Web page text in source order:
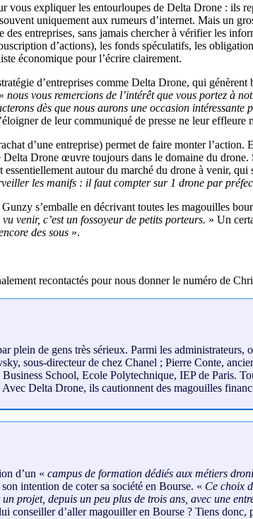
vous expliquer les entourloupes de Delta Drone : ils
uniquement aux rumeurs d’internet. Mais un
des entreprises, sans jamais chercher à vérifier les
d’actions), les fonds spéculatifs, les
économique pour l’écrire clairement.
d’entreprises comme Delta Drone, qui
nous vous remercions de l’intérêt que vous portez à
dès que nous aurons une occasion intéressante
de leur communiqué de presse ne leur effleure
d’une entreprise) permet de faire monter
Delta Drone œuvre toujours dans le domaine du
autour du marché du drone à venir,
les manifs : il faut compter sur 1 drone par
s’emballe en décrivant toutes les magouilles
venir, c’est un fossoyeur de petits porteurs. » Un
des sous ».
recontactés pour nous donner le numéro de
plein de gens très sérieux. Parmi les
sous-directeur de chez Chanel ; Pierre Conte,
School, Ecole Polytechnique, IEP de Paris.
Delta Drone, ils cautionnent des magouilles
d’un « campus de formation dédiés aux métiers
intention de coter sa société en Bourse. « Ce choix
projet, depuis un peu plus de trois ans, avec une
conseiller d’aller magouiller en Bourse ? Tiens